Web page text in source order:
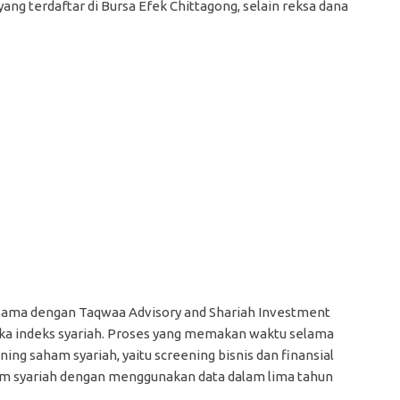
terdaftar di Bursa Efek Chittagong, selain reksa dana
dengan Taqwaa Advisory and Shariah Investment
indeks syariah. Proses yang memakan waktu selama
saham syariah, yaitu screening bisnis dan finansial
syariah dengan menggunakan data dalam lima tahun